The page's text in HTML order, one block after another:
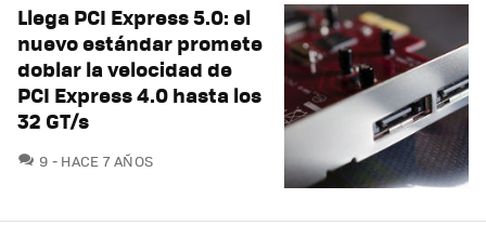
Llega PCI Express 5.0: el
nuevo estándar promete
doblar la velocidad de
PCI Express 4.0 hasta los
32 GT/s
9 COMENTARIOS
HACE 7 AÑOS